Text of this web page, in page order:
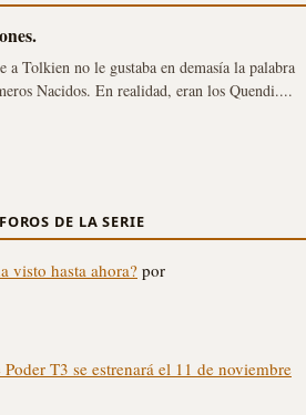
a Tolkien no le gustaba en demasía la palabra
Nacidos. En realidad, eran los Quendi....
DE LA SERIE
visto hasta ahora? por
T3 se estrenará el 11 de noviembre